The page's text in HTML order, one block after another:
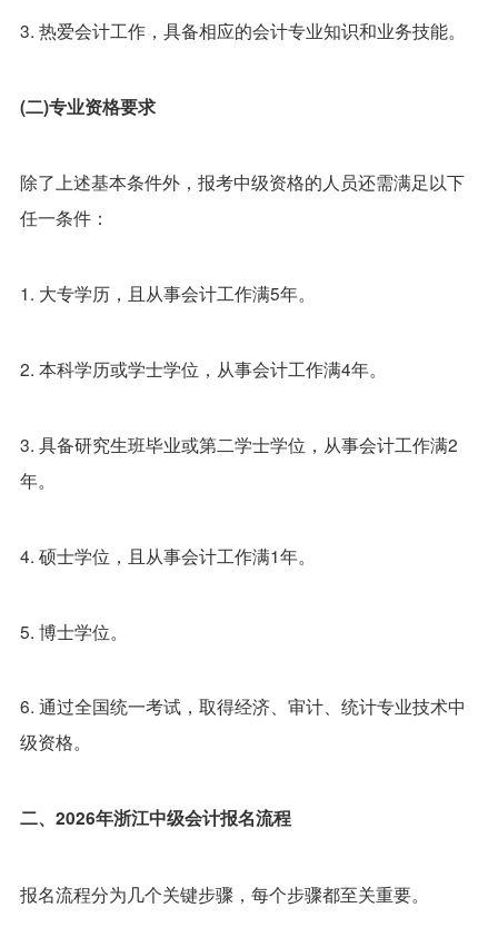
3. 热爱会计工作，具备相应的会计专业知识和业务技能。
(二)专业资格要求
除了上述基本条件外，报考中级资格的人员还需满足以下
任一条件：
1. 大专学历，且从事会计工作满5年。
2. 本科学历或学士学位，从事会计工作满4年。
3. 具备研究生班毕业或第二学士学位，从事会计工作满2
年。
4. 硕士学位，且从事会计工作满1年。
5. 博士学位。
6. 通过全国统一考试，取得经济、审计、统计专业技术中
级资格。
二、2026年浙江中级会计报名流程
报名流程分为几个关键步骤，每个步骤都至关重要。